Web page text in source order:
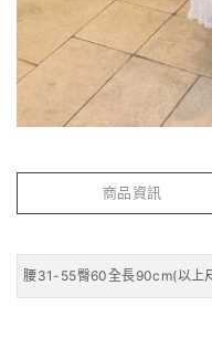
商品資訊
腰31-55臀60全長90cm(以上